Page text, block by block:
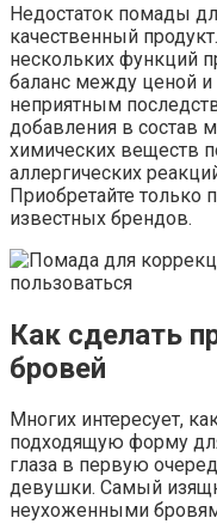
Недостаток помады
качественный
нескольких функций
баланс между ценой и
неприятным
добавления в состав
химических веществ
аллергических
Приобретайте только
известных брендов.
Как сделать
бровей
Многих интересует,
подходящую форму
глаза в первую
девушки. Самый
неухоженными